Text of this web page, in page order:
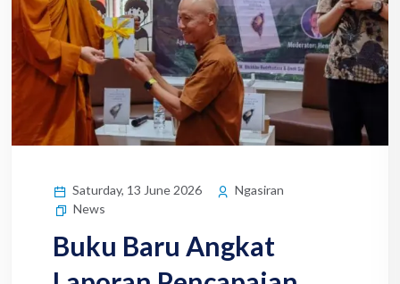
Saturday, 13 June 2026
Ngasiran
News
Buku Baru Angkat